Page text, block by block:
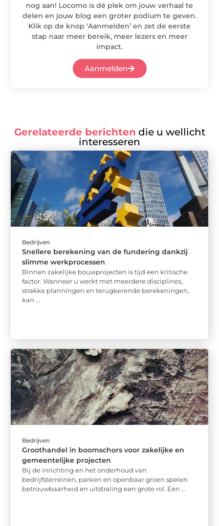
nog aan! Locomo is dé plek om jouw verhaal te
delen en jouw blog een groter podium te geven.
Klik op de knop ‘Aanmelden’ en zet de eerste
stap naar meer bereik, meer lezers en meer
impact.
Aanmelden
Gerelateerde berichten die u wellicht
interesseren
Bedrijven
Snellere berekening van de fundering dankzij
slimme werkprocessen
Binnen zakelijke bouwprojecten is tijd een kritische
factor. Wanneer u werkt met meerdere disciplines,
strakke planningen en terugkerende berekeningen,
kan ...
Bedrijven
Groothandel in boomschors voor zakelijke en
gemeentelijke projecten
Bij de inrichting en het onderhoud van
bedrijfsterreinen, parken en openbaar groen spelen
betrouwbaarheid en uitstraling een grote rol. Een ...